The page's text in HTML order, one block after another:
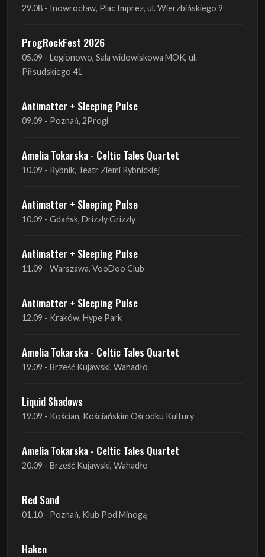
29.08 - Inowrocław, Plac Imprez, ul. Wierzbińskiego 9
ProgRockFest 2026
05.09 - Legionowo, Sala widowiskowa MOK, ul.
Piłsudskiego 41
Antimatter + Sleeping Pulse
09.09 - Poznań, 2Progi
Amelia Tokarska - Celtic Tales Quartet
10.09 - Rybnik, Teatr Ziemi Rybnickiej
Antimatter + Sleeping Pulse
10.09 - Gdańsk, Drizzly Grizzly
Antimatter + Sleeping Pulse
11.09 - Warszawa, VooDoo Club
Antimatter + Sleeping Pulse
12.09 - Kraków, Hype Park
Amelia Tokarska - Celtic Tales Quartet
19.09 - Brześć Kujawski, Wahadło
Liquid Shadows
19.09 - Kościan, Kościańskim Ośrodku Kultury
Amelia Tokarska - Celtic Tales Quartet
20.09 - Brześć Kujawski, Wahadło
Red Sand
01.10 - Poznań, Klub Pod Minogą
Haken